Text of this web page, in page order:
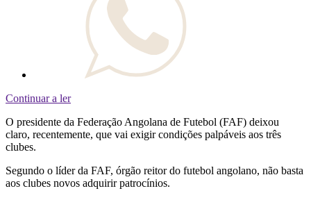
Continuar a ler
O presidente da Federação Angolana de Futebol (FAF) deixou
claro, recentemente, que vai exigir condições palpáveis aos três
clubes.
Segundo o líder da FAF, órgão reitor do futebol angolano, não basta
aos clubes novos adquirir patrocínios.